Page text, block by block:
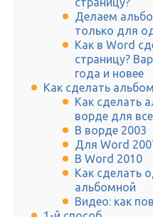
Делаем
только для
Как в Word
страницу?
года и новее
Как сделать
Как сделать
ворде для
В ворде 2003
Для Word
В Word 2010
Как сделать
альбомной
Видео: как